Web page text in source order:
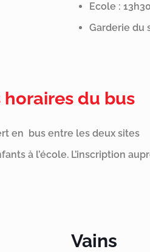
Ecole :
Garderie du
horaires du bus
en bus entre les deux sites
à l’école. L’inscription
Vains